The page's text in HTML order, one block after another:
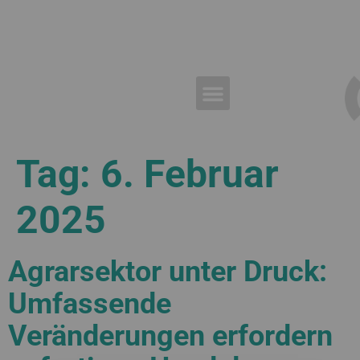
Tag: 6. Februar
2025
Agrarsektor unter Druck:
Umfassende
Veränderungen erfordern